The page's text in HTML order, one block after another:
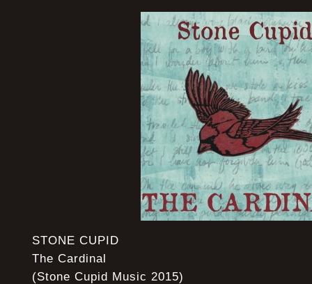
STONE CUPID
The Cardinal
(Stone Cupid Music 2015)